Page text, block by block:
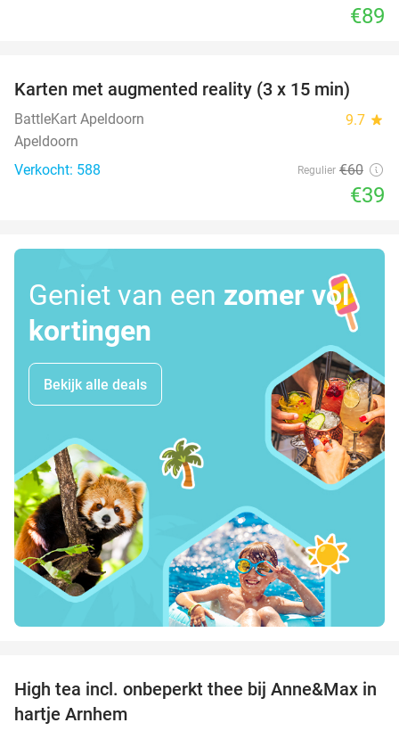
€89
35%
Karten met augmented reality (3 x 15 min)
BattleKart Apeldoorn 9.7 star
Apeldoorn
Verkocht: 588
Regulier €60
€39
Geniet van een zomer vol
kortingen
Bekijk alle deals
29%
High tea incl. onbeperkt thee bij Anne&Max in
hartje Arnhem